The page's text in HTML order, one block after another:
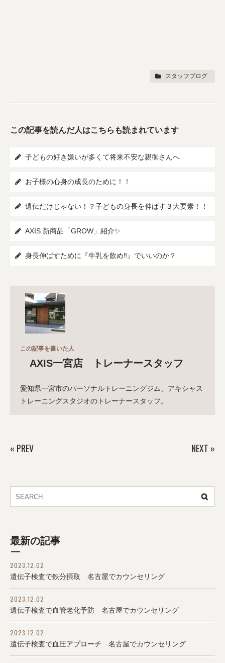
スタッフブログ
この記事を読んだ人はこちらも読まれています
子どもの好き嫌いが多くて将来不安な親御さんへ
お子様の心身の成長のために！！
遺伝だけじゃない！？子どもの身長を伸ばす３大要素！！
AXIS 新商品「GROW」紹介✨
身長伸ばすために『牛乳を飲め‼』でいいのか？
この記事を書いた人
AXIS一宮店 トレーナースタッフ
愛知県一宮市のパーソナルトレーニングジム、アキシャス
トレーニングスタジオのトレーナースタッフ。
« PREV NEXT »
最新の記事
2023.12.02
遺伝子検査で鉄分摂取 名古屋でカウンセリング
2023.12.02
遺伝子検査で血管老化予防 名古屋でカウンセリング
2023.12.02
遺伝子検査で血圧アプローチ 名古屋でカウンセリング